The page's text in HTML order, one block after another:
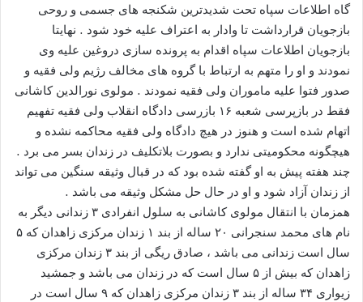
گاه اطلاعات سپاه تحت شدیدترین شکنجه های جسمی و روحی
بازجویان قرارداشت تا وادار به اعتراف علیه خود شود . نهایتا
بازجویان اطلاعات سپاه اقدام به پرونده سازی دروغین علیه وی
نمودند و او را متهم به ارتباط با گروه های مخالف رژیم ولی فقیه و
صدور فتوا علیه ماموران ولی فقیه نمودند . مولوی نورالدین کاشانی
فقط در بازپرسی شعبه ۱۶ بازرسی دادگاه انقلاب ولی فقیه تفهیم
اتهام شده است و هنوز در هیچ دادگاه ولی فقیه محاکمه نشده و
هیچگونه محکومیتی ندارد و بصورت بلاتکلیف در زندان بسر می برد .
چند هفته پیش به او گفته شده بود که در قبال وثیقه سنگین می تواند
از زندان آزاد شود و او در حال حل مشکل وثیقه می باشد .
همزمان با انتقال مولوی کاشانی به سلول انفرادی ۳ زندانی دیگر به
نام های محمد سنجرانی ۲۰ ساله از بند ۱ زندان مرکزی زاهدان که ۵
سال است زندانی می باشد ، صادق ریگی از بند ۳ زندان مرکزی
زاهدان که بیش از ۵ سال است که در زندان می باشد و جمشید
زیواری ۳۴ ساله از بند ۳ زندان مرکزی زاهدان که ۹ سال است در